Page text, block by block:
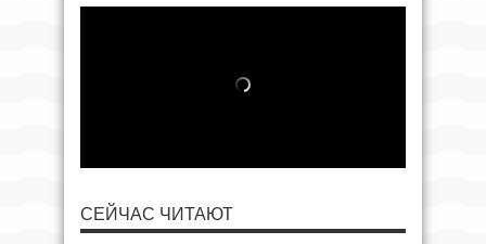
СЕЙЧАС ЧИТАЮТ